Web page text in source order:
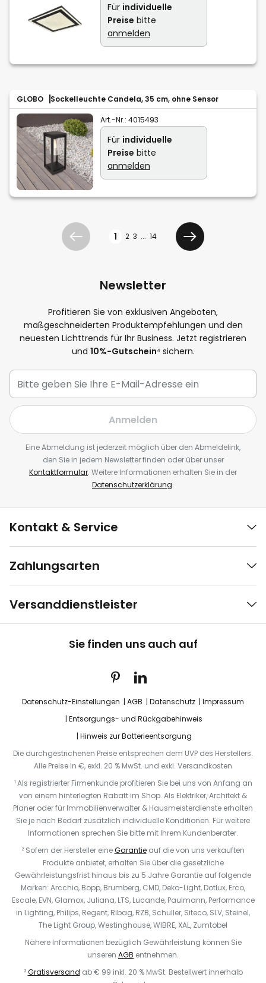
Für individuelle
Preise bitte
anmelden
GLOBO Sockelleuchte Candela, 35 cm, ohne Sensor
Art.-Nr.: 4015493
Für individuelle
Preise bitte
anmelden
Zurück 1 2 3 ... 14
Weiter
Newsletter
Profitieren Sie von exklusiven Angeboten,
maßgeschneiderten Produktempfehlungen und den
neuesten Lichttrends für Ihr Business. Jetzt registrieren
und 10%-Gutschein⁴ sichern.
Anmelden
Eine Abmeldung ist jederzeit möglich über den Abmeldelink,
den Sie in jedem Newsletter finden oder über unser
Kontaktformular. Weitere Informationen erhalten Sie in der
Datenschutzerklärung.
Kontakt & Service
Zahlungsarten
Versanddienstleister
Sie finden uns auch auf
Datenschutz-Einstellungen AGB Datenschutz
Impressum
Entsorgungs- und Rückgabehinweis
Hinweis zur Batterieentsorgung
Die durchgestrichenen Preise entsprechen dem UVP des Herstellers.
Alle Preise in €, exkl. 20 % MwSt. und exkl. Versandkosten
¹ Als registrierter Firmenkunde profitieren Sie bei uns von Anfang an
von einem hinterlegten Rabatt im Shop. Als Elektriker, Architekt &
Planer oder für Immobilienverwalter & Hausmeisterdienste erhalten
Sie je nach Bedarf zusätzlich individuelle Konditionen. Für weitere
Informationen sprechen Sie bitte mit Ihrem Kundenberater.
² Sofern der Hersteller eineGarantieauf die von uns verkauften
Produkte anbietet, erhalten Sie über die gesetzliche
Gewährleistungsfrist hinaus bis zu 5 Jahre Garantie auf folgende
Marken: Arcchio, Bopp, Brumberg, CMD, Deko-Light, Dotlux, Erco,
Escale, EVN, Glamox, Juliana, LTS, Lucande, Paulmann, Performance
in Lighting, Philips, Regent, Ribag, RZB, Schuller, Siteco, SLV, Steinel,
The Light Group, Westinghouse, WIBRE, XAL, Zumtobel
Nähere Informationen bezüglich Gewährleistung können Sie
unseren AGB entnehmen.
³Gratisversand ab € 99 inkl. 20 % MwSt. Bestellwert innerhalb